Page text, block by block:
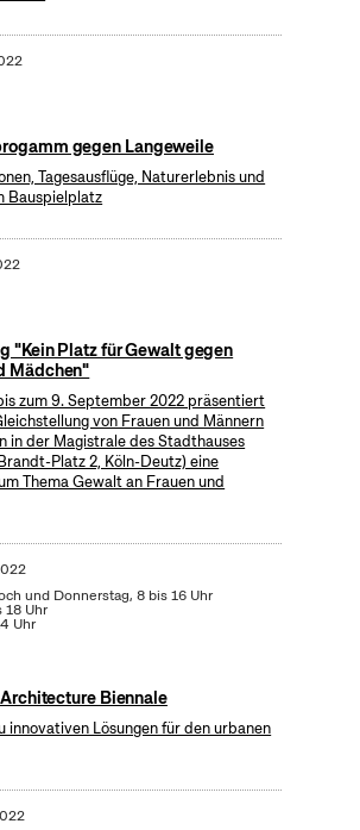
gegen Langeweile
Tagesausflüge, Naturerlebnis und
Bauspielplatz
"Kein Platz für Gewalt gegen
Mädchen"
zum 9. September 2022 präsentiert
von Frauen und Männern
in der Magistrale des Stadthauses
Platz 2, Köln-Deutz) eine
Thema Gewalt an Frauen und
und Donnerstag, 8 bis 16 Uhr
18 Uhr
Uhr
Biennale
innovativen Lösungen für den urbanen